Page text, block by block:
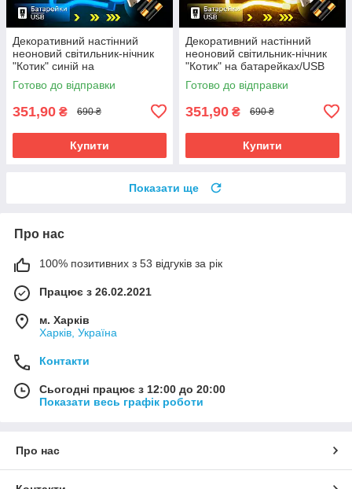
Декоративний настінний
неоновий світильник-нічник
"Котик" синій на
батарейках/USB 17*23.5 см
Готово до відправки
351,90 ₴ 690 ₴
Купити
Декоративний настінний
неоновий світильник-нічник
"Котик" на батарейках/USB
17*23.5 см
Готово до відправки
351,90 ₴ 690 ₴
Купити
Показати ще
Про нас
100% позитивних з 53 відгуків за рік
Працює з 26.02.2021
м. Харків
Харків, Україна
Контакти
Сьогодні працює з 12:00 до 20:00
Показати весь графік роботи
Про нас